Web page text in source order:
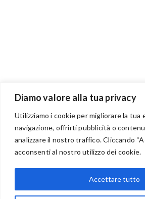
Diamo valore alla tua privacy
Utilizziamo i cookie per migliorare la tua
navigazione, offrirti pubblicità o
analizzare il nostro traffico. Cliccando
acconsenti al nostro utilizzo dei cookie.
Accettare tutto
BENVENUTI NEL PORTALE
via Acqua delle Noci 12